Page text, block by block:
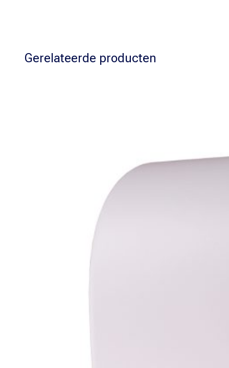
Gerelateerde producten